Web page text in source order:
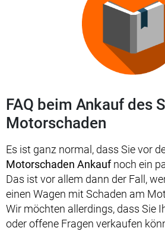
FAQ beim Ankauf des
Motorschaden
Es ist ganz normal, dass Sie vor
Motorschaden Ankaufnoch ein
Das ist vor allem dann der Fall,
einen Wagen mit Schaden am
Wir möchten allerdings, dass Sie
oder offene Fragen verkaufen